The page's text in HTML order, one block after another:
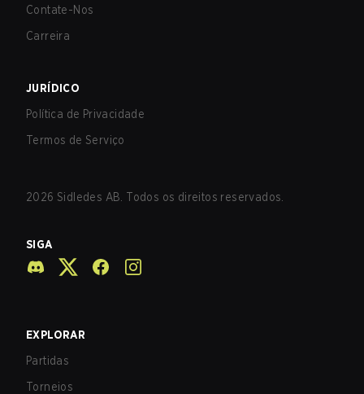
Contate-Nos
Carreira
JURÍDICO
Política de Privacidade
Termos de Serviço
2026 Sidledes AB. Todos os direitos reservados.
SIGA
EXPLORAR
Partidas
Torneios